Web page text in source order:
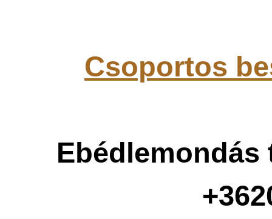
Csoportos